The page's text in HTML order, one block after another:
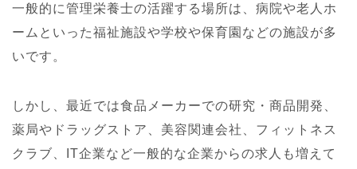
一般的に管理栄養士の活躍する場所は、病院や老人ホ
ームといった福祉施設や学校や保育園などの施設が多
いです。
しかし、最近では食品メーカーでの研究・商品開発、
薬局やドラッグストア、美容関連会社、フィットネス
クラブ、IT企業など一般的な企業からの求人も増えて